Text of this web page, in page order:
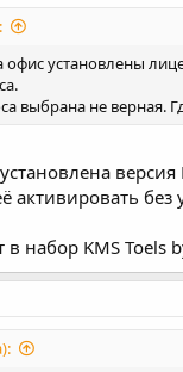
офис установлены
выбрана не верная.
активировать
набор KMS Toels